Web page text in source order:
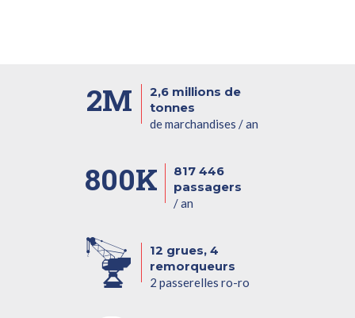
2M
2,6 millions de
tonnes
de marchandises / an
800K
817 446
passagers
/ an
12 grues, 4
remorqueurs
2 passerelles ro-ro